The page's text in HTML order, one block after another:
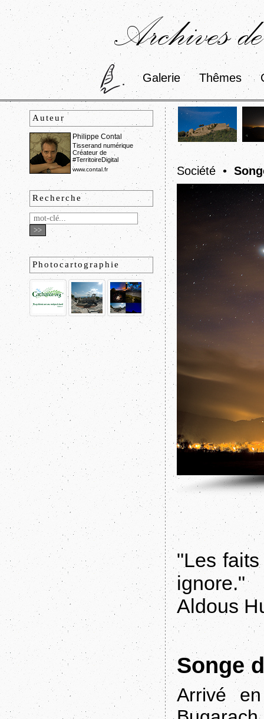
Archives
Galerie Thêmes
Auteur
Philippe Contal
Tisserand numérique
Créateur de
#TerritoireDigital
www.contal.fr
Recherche
Photocartographie
Société •
"Les
ignore."
Aldous
Songe
Arrivé